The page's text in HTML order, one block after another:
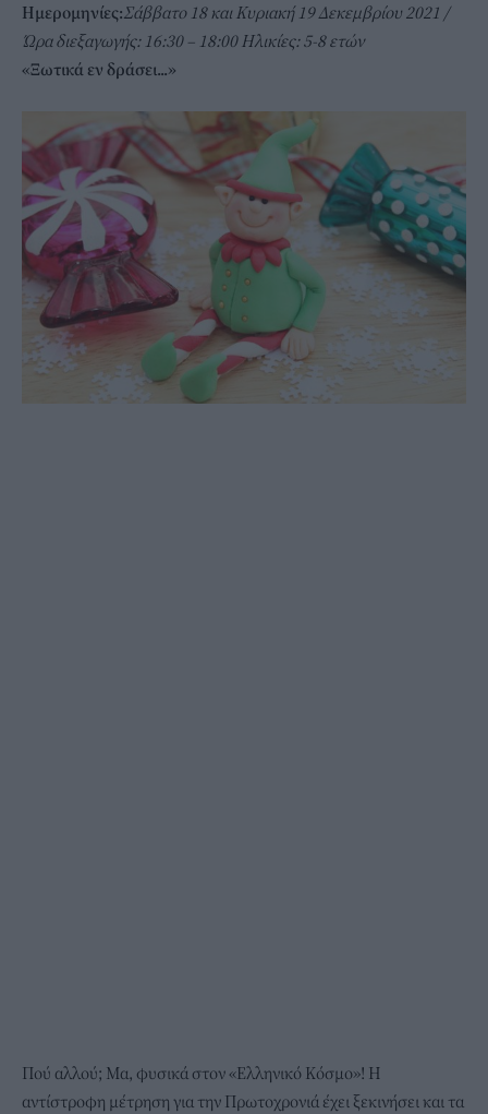
Ημερομηνίες:Σάββατο 18 και Κυριακή 19 Δεκεμβρίου 2021 /
Ώρα διεξαγωγής: 16:30 – 18:00 Ηλικίες: 5-8 ετών
«Ξωτικά εν δράσει...»
Πού αλλού; Μα, φυσικά στον «Ελληνικό Κόσμο»! Η
αντίστροφη μέτρηση για την Πρωτοχρονιά έχει ξεκινήσει και τα